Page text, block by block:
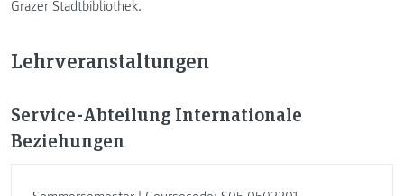
Grazer Stadtbibliothek.
Lehrveranstaltungen
Service-Abteilung Internationale
Beziehungen